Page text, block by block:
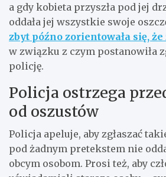
a gdy kobieta przyszła pod jej
oddała jej wszystkie swoje
zbyt późno zorientowała się, że
w związku z czym postanowiła
policję.
Policja ostrzega
od oszustów
Policja apeluje, aby zgłaszać
pod żadnym pretekstem nie
obcym osobom. Prosi też, aby